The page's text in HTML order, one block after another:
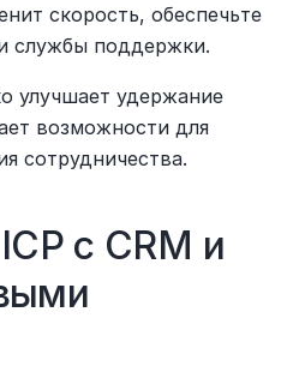
скорость, обеспечьте
службы поддержки.
улучшает удержание
возможности для
сотрудничества.
с CRM и